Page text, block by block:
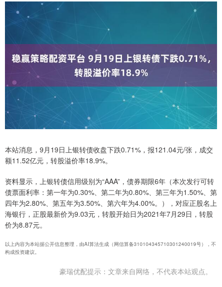
本站消息，9月19日上银转债收盘下跌0.71%，报121.04元/张，成交
额11.52亿元，转股溢价率18.9%。
资料显示，上银转债信用级别为“AAA”，债券期限6年（本次发行可转
债票面利率：第一年为0.30%、第二年为0.80%、第三年为1.50%、第
四年为2.80%、第五年为3.50%、第六年为4.00%。），对应正股名上
海银行，正股最新价为9.03元，转股开始日为2021年7月29日，转股
价为8.87元。
以上内容为本站据公开信息整理，由AI算法生成（网信算备310104345710301240019号），不
构成投资建议。
豪瑞优配提示：文章来自网络，不代表本站观点。